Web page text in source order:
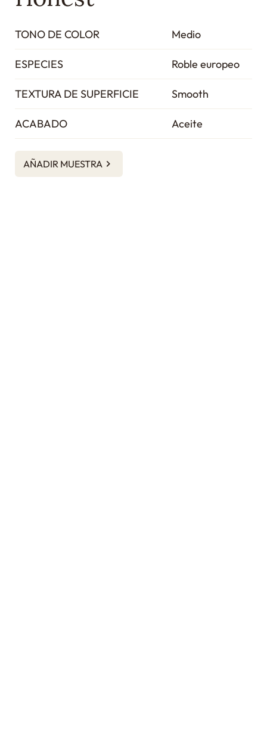
TONO DE COLOR Medio
ESPECIES Roble europeo
TEXTURA DE SUPERFICIE Smooth
ACABADO Aceite
AÑADIR MUESTRA